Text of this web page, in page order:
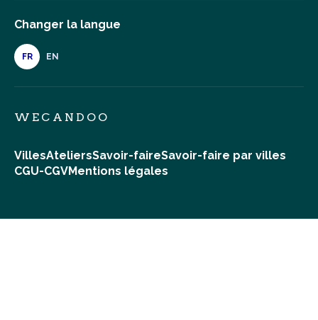
Changer la langue
FR EN
WECANDOO
VillesAteliersSavoir-faireSavoir-faire par villes
CGU-CGVMentions légales